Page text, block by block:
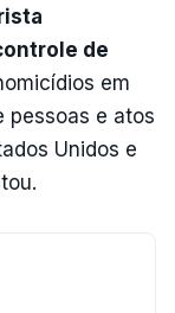
de
em
pessoas e atos
Unidos e